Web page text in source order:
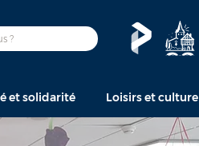
et solidarité Loisirs et culture